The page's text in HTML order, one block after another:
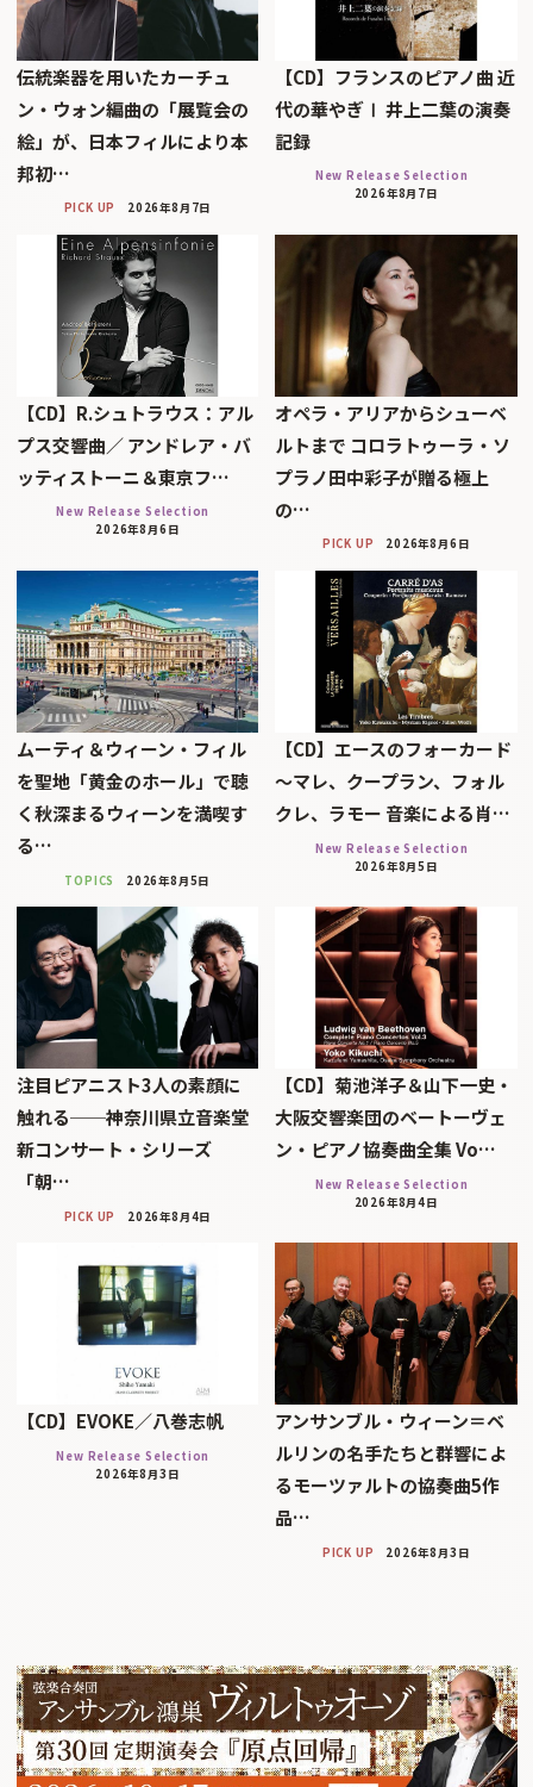
伝統楽器を用いたカーチュ
ン・ウォン編曲の「展覧会の
絵」が、日本フィルにより本
邦初…
PICK UP 2026年8月7日
【CD】フランスのピアノ曲 近
代の華やぎⅠ 井上二葉の演奏
記録
New Release Selection
2026年8月7日
【CD】R.シュトラウス：アル
プス交響曲／ アンドレア・バ
ッティストーニ＆東京フ…
New Release Selection
2026年8月6日
オペラ・アリアからシューベ
ルトまで コロラトゥーラ・ソ
プラノ田中彩子が贈る極上
の…
PICK UP 2026年8月6日
ムーティ＆ウィーン・フィル
を聖地「黄金のホール」で聴
く秋深まるウィーンを満喫す
る…
TOPICS 2026年8月5日
【CD】エースのフォーカード
～マレ、クープラン、フォル
クレ、ラモー 音楽による肖…
New Release Selection
2026年8月5日
注目ピアニスト3人の素顔に
触れる──神奈川県立音楽堂
新コンサート・シリーズ
「朝…
PICK UP 2026年8月4日
【CD】菊池洋子＆山下一史・
大阪交響楽団のベートーヴェ
ン・ピアノ協奏曲全集 Vo…
New Release Selection
2026年8月4日
【CD】EVOKE／八巻志帆
New Release Selection
2026年8月3日
アンサンブル・ウィーン＝ベ
ルリンの名手たちと群響によ
るモーツァルトの協奏曲5作
品…
PICK UP 2026年8月3日